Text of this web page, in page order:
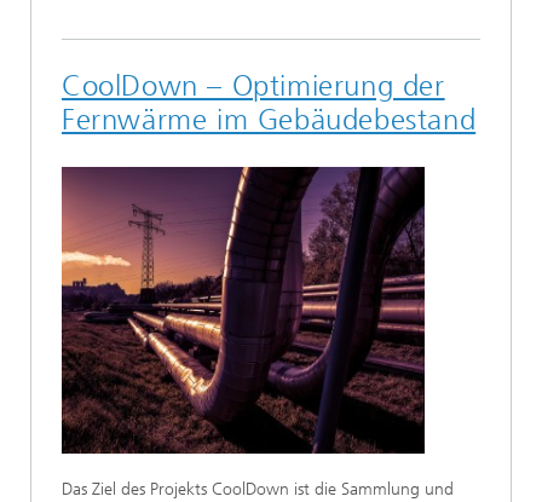
CoolDown – Optimierung der
Fernwärme im Gebäudebestand
Das Ziel des Projekts CoolDown ist die Sammlung und